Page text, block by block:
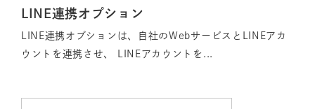
LINE連携オプション
LINE連携オプションは、自社のWebサービスとLINEアカ
ウントを連携させ、 LINEアカウントを...